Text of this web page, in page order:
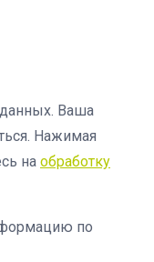
Ваша
Нажимая
на обработку
по